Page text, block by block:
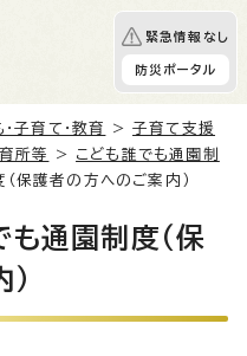
緊急情報なし
防災ポータル
子育て・教育 >子育て支援
所等 > こども誰でも通園制
保護者の方へのご案内）
通園制度（保